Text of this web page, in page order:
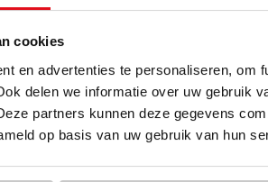
cookies
en advertenties te personaliseren, om
delen we informatie over uw gebruik
partners kunnen deze gegevens
op basis van uw gebruik van hun
energiezuinige
en wordt
Heb je
Simon